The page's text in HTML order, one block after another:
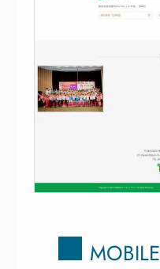
MOBILE